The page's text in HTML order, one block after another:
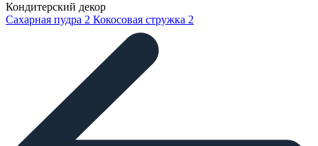
Кондитерский декор
Сахарная пудра 2 Кокосовая стружка 2